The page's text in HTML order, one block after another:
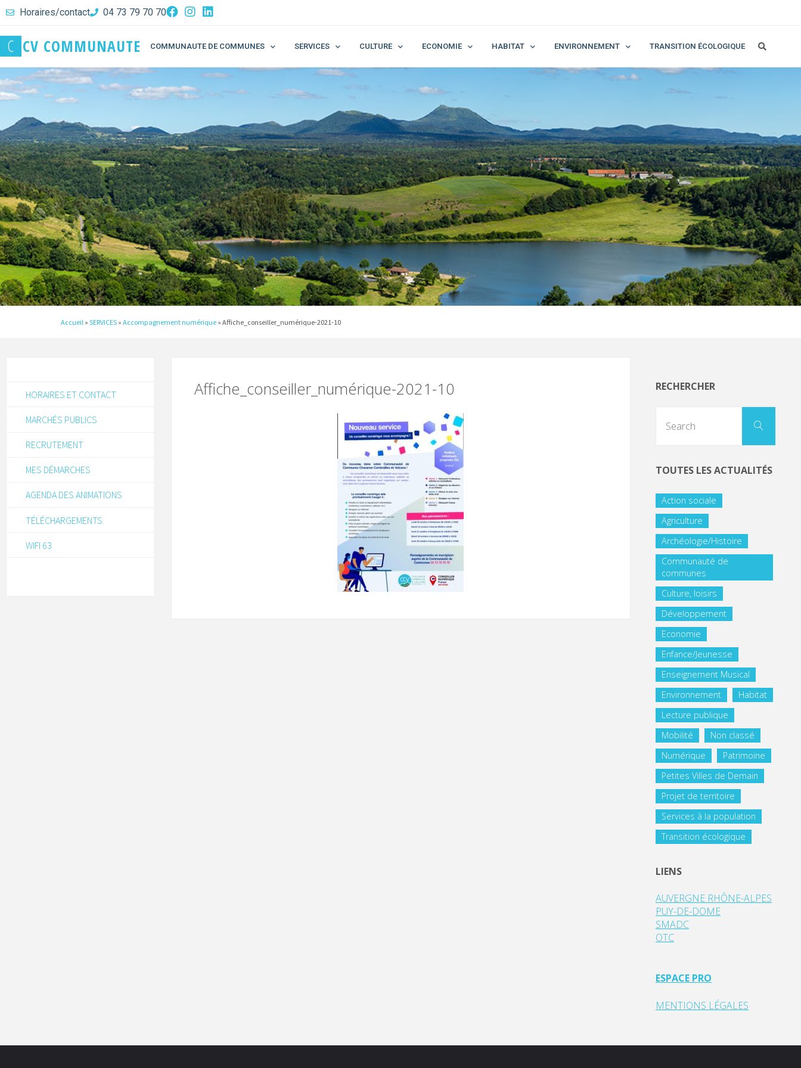
Horaires/contact 04 73 79 70 70
C CV COMMUNAUTE COMMUNAUTE DE COMMUNES SERVICES CULTURE ECONOMIE HABITAT ENVIRONNEMENT TRANSITION ÉCOLOGIQUE
Accueil » SERVICES » Accompagnement numérique » Affiche_conseiller_numérique-2021-10
Affiche_conseiller_numérique-2021-10
HORAIRES ET CONTACT
MARCHÉS PUBLICS
RECRUTEMENT
MES DÉMARCHES
AGENDA DES ANIMATIONS
TÉLÉCHARGEMENTS
WIFI 63
RECHERCHER
TOUTES LES ACTUALITÉS
Action sociale
Agriculture
Archéologie/Histoire
Communauté de
communes
Culture, loisirs
Développement
Economie
Enfance/Jeunesse
Enseignement Musical
Environnement
Habitat
Lecture publique
Mobilité
Non classé
Numérique
Patrimoine
Petites Villes de Demain
Projet de territoire
Services à la population
Transition écologique
LIENS
AUVERGNE RHÔNE-ALPES
PUY-DE-DOME
SMADC
OTC
ESPACE PRO
MENTIONS LÉGALES